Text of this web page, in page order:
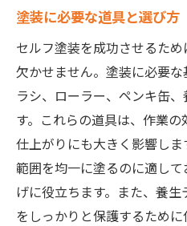
静岡市での塗装に
セルフ塗装の基
塗装を始める前
静岡市での塗装
塗装成功のため
静岡市でのセルフ塗
静岡市での塗装
セルフ塗装で使
塗装に必要な道具と選び方
セルフ塗装を成功させるた
欠かせません。塗装に必要
ラシ、ローラー、ペンキ缶
す。これらの道具は、作業の
仕上がりにも大きく影響し
範囲を均一に塗るのに適し
げに役立ちます。また、養
をしっかりと保護するため